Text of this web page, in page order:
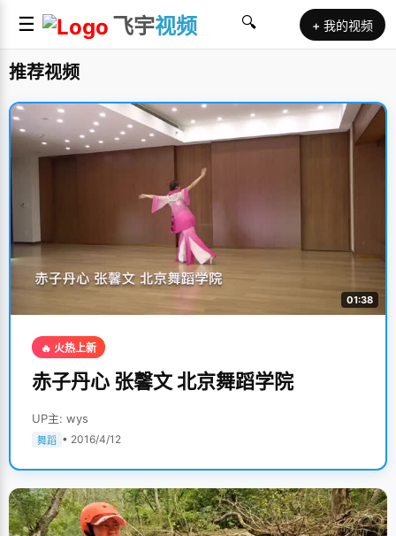
☰ 飞宇视频 🔍 + 我的视频
推荐视频
01:38
🔥 火热上新
赤子丹心 张馨文 北京舞蹈学院
UP主: wys
舞蹈 • 2016/4/12